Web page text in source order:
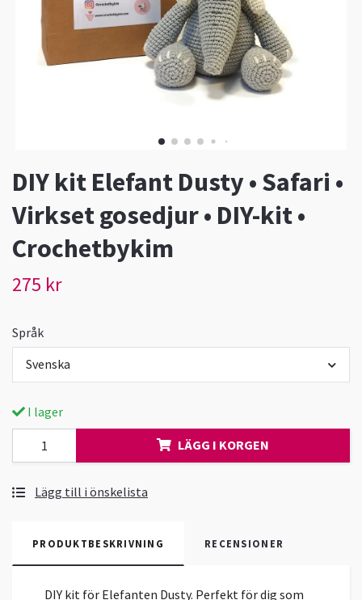
DIY kit Elefant Dusty • Safari •
Virkset gosedjur • DIY-kit •
Crochetbykim
275 kr
Språk
Svenska
I lager
LÄGG I KORGEN
Lägg till i önskelista
PRODUKTBESKRIVNING RECENSIONER
DIY kit för Elefanten Dusty. Perfekt för dig som